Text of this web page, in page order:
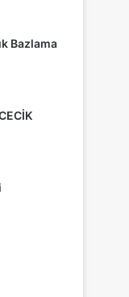
Bazlama